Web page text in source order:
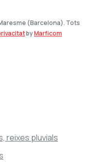
(Barcelona). Tots
byMarficom
reixes pluvials